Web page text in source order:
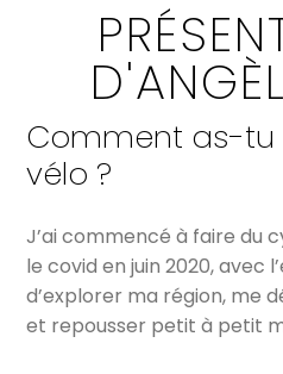
Comment as-
vélo ?
J’ai commencé à faire du
le covid en juin 2020, avec
d’explorer ma région, me
et repousser petit à petit